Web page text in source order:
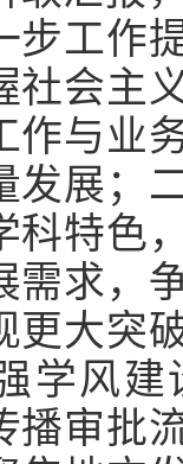
步工作
社会主
作与业
发展；
科特色
需求，
更大突
学风
播审批